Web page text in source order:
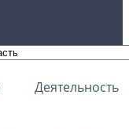
Деятельность